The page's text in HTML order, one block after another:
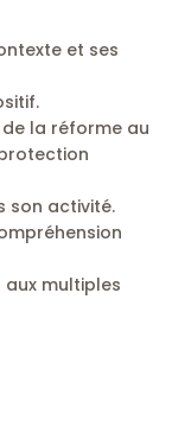
et ses
la réforme au
son activité.
multiples